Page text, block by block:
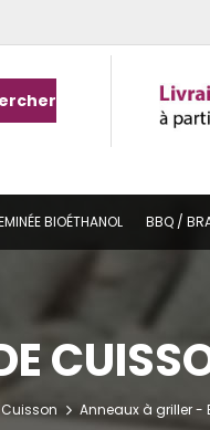
BIOÉTHANOL BBQ /
Anneaux à griller -